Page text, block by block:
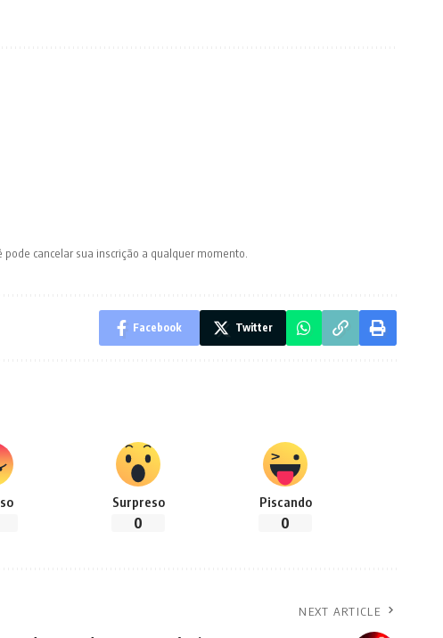
pode cancelar sua inscrição a qualquer momento.
Facebook Twitter
Surpreso
0
Piscando
0
NEXT ARTICLE